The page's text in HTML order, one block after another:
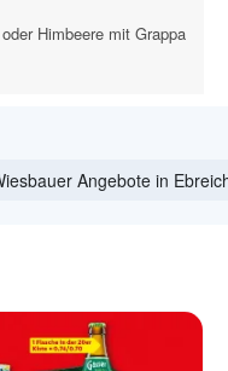
Himbeere mit Grappa
Angebote in